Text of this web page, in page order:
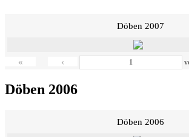
Döben 2007
« ‹
Döben 2006
Döben 2006